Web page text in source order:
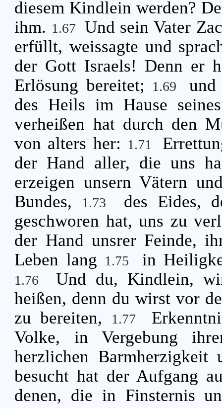
diesem Kindlein werden?
ihm. 1.67 Und sein Vater
erfüllt, weissagte und
der Gott Israels! Denn er
Erlösung bereitet;
1.69
des Heils im Hause
verheißen hat durch den
von alters her: 1.71
der Hand aller, die uns
erzeigen unsern Vätern
Bundes,
1.73
des Eides,
geschworen hat, uns zu
der Hand unsrer Feinde,
Leben lang
1.75 in
1.76
Und du, Kindlein,
heißen, denn du wirst vor
zu bereiten,
1.77
Volke, in Vergebung
herzlichen Barmherzigkeit
besucht hat der Aufgang
denen, die in Finsternis